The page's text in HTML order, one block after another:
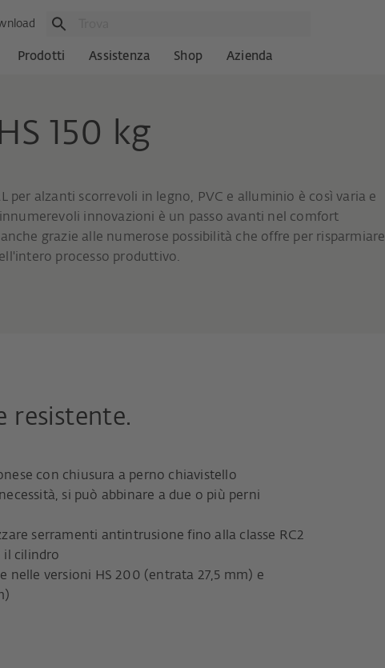
Prodotti Assistenza Shop Azienda
150 kg
per alzanti scorrevoli in legno, PVC e alluminio è così varia e
innovazioni è un passo avanti nel comfort
grazie alle numerose possibilità che offre per risparmiare
processo produttivo.
resistente.
con chiusura a perno chiavistello
si può abbinare a due o più perni
serramenti antintrusione fino alla classe RC2
il cilindro
nelle versioni HS 200 (entrata 27,5 mm) e